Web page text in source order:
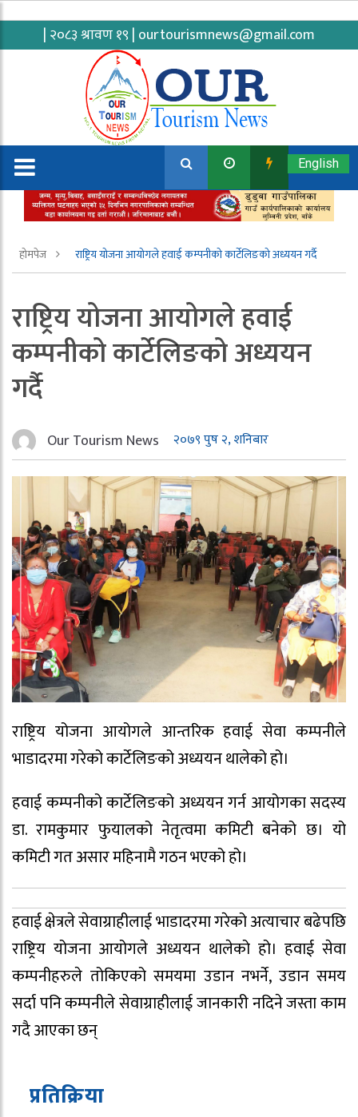
| २०८३ श्रावण १९ | ourtourismnews@gmail.com
English
होमपेज राष्ट्रिय योजना आयोगले हवाई कम्पनीको कार्टेलिङको अध्ययन गर्दै
राष्ट्रिय योजना आयोगले हवाई
कम्पनीको कार्टेलिङको अध्ययन
गर्दै
Our Tourism News २०७९ पुष २, शनिबार
राष्ट्रिय योजना आयोगले आन्तरिक हवाई सेवा कम्पनीले
भाडादरमा गरेको कार्टेलिङको अध्ययन थालेको हो।
हवाई कम्पनीको कार्टेलिङको अध्ययन गर्न आयोगका सदस्य
डा. रामकुमार फुयालको नेतृत्वमा कमिटी बनेको छ। यो
कमिटी गत असार महिनामै गठन भएको हो।
हवाई क्षेत्रले सेवाग्राहीलाई भाडादरमा गरेको अत्याचार बढेपछि
राष्ट्रिय योजना आयोगले अध्ययन थालेको हो। हवाई सेवा
कम्पनीहरुले तोकिएको समयमा उडान नभर्ने, उडान समय
सर्दा पनि कम्पनीले सेवाग्राहीलाई जानकारी नदिने जस्ता काम
गदै आएका छन्
प्रतिक्रिया